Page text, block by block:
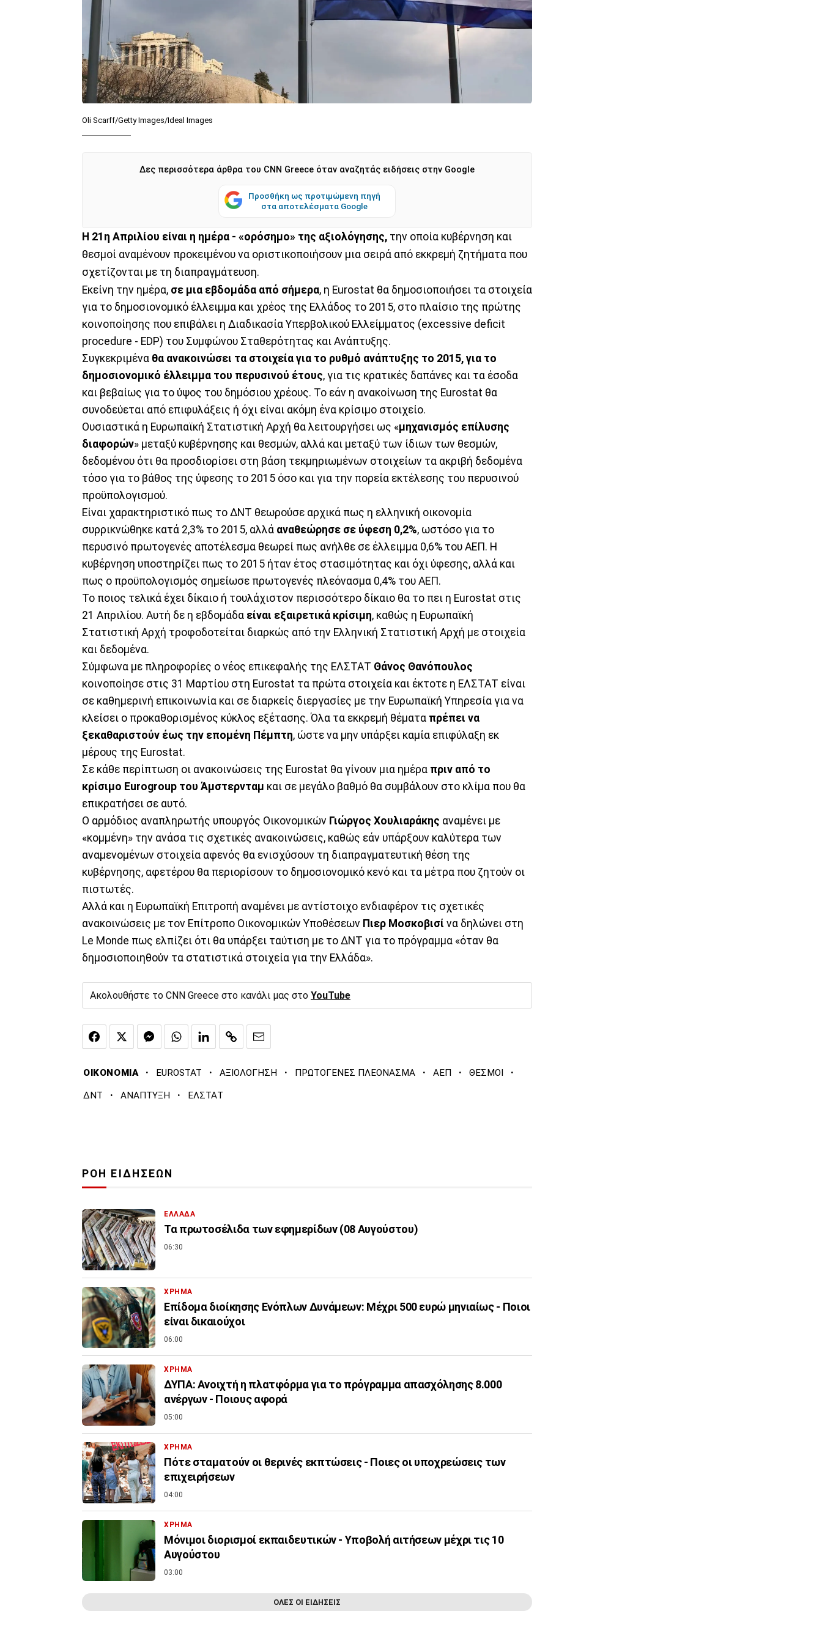
Oli Scarff/Getty Images/Ideal Images
Δες περισσότερα άρθρα του CNN Greece όταν αναζητάς ειδήσεις στην Google
Προσθήκη ως προτιμώμενη πηγή
στα αποτελέσματα Google
Η 21η Απριλίου είναι η ημέρα - «ορόσημο» της αξιολόγησης, την οποία κυβέρνηση και
θεσμοί αναμένουν προκειμένου να οριστικοποιήσουν μια σειρά από εκκρεμή ζητήματα που
σχετίζονται με τη διαπραγμάτευση.
Εκείνη την ημέρα, σε μια εβδομάδα από σήμερα, η Eurostat θα δημοσιοποιήσει τα στοιχεία
για το δημοσιονομικό έλλειμμα και χρέος της Ελλάδος το 2015, στο πλαίσιο της πρώτης
κοινοποίησης που επιβάλει η Διαδικασία Υπερβολικού Ελλείμματος (excessive deficit
procedure - EDP) του Συμφώνου Σταθερότητας και Ανάπτυξης.
Συγκεκριμένα θα ανακοινώσει τα στοιχεία για το ρυθμό ανάπτυξης το 2015, για το
δημοσιονομικό έλλειμμα του περυσινού έτους, για τις κρατικές δαπάνες και τα έσοδα
και βεβαίως για το ύψος του δημόσιου χρέους. Το εάν η ανακοίνωση της Eurostat θα
συνοδεύεται από επιφυλάξεις ή όχι είναι ακόμη ένα κρίσιμο στοιχείο.
Ουσιαστικά η Ευρωπαϊκή Στατιστική Αρχή θα λειτουργήσει ως «μηχανισμός επίλυσης
διαφορών» μεταξύ κυβέρνησης και θεσμών, αλλά και μεταξύ των ίδιων των θεσμών,
δεδομένου ότι θα προσδιορίσει στη βάση τεκμηριωμένων στοιχείων τα ακριβή δεδομένα
τόσο για το βάθος της ύφεσης το 2015 όσο και για την πορεία εκτέλεσης του περυσινού
προϋπολογισμού.
Είναι χαρακτηριστικό πως το ΔΝΤ θεωρούσε αρχικά πως η ελληνική οικονομία
συρρικνώθηκε κατά 2,3% το 2015, αλλά αναθεώρησε σε ύφεση 0,2%, ωστόσο για το
περυσινό πρωτογενές αποτέλεσμα θεωρεί πως ανήλθε σε έλλειμμα 0,6% του ΑΕΠ. Η
κυβέρνηση υποστηρίζει πως το 2015 ήταν έτος στασιμότητας και όχι ύφεσης, αλλά και
πως ο προϋπολογισμός σημείωσε πρωτογενές πλεόνασμα 0,4% του ΑΕΠ.
Το ποιος τελικά έχει δίκαιο ή τουλάχιστον περισσότερο δίκαιο θα το πει η Eurostat στις
21 Απριλίου. Αυτή δε η εβδομάδα είναι εξαιρετικά κρίσιμη, καθώς η Ευρωπαϊκή
Στατιστική Αρχή τροφοδοτείται διαρκώς από την Ελληνική Στατιστική Αρχή με στοιχεία
και δεδομένα.
Σύμφωνα με πληροφορίες ο νέος επικεφαλής της ΕΛΣΤΑΤ Θάνος Θανόπουλος
κοινοποίησε στις 31 Μαρτίου στη Eurostat τα πρώτα στοιχεία και έκτοτε η ΕΛΣΤΑΤ είναι
σε καθημερινή επικοινωνία και σε διαρκείς διεργασίες με την Ευρωπαϊκή Υπηρεσία για να
κλείσει ο προκαθορισμένος κύκλος εξέτασης. Όλα τα εκκρεμή θέματα πρέπει να
ξεκαθαριστούν έως την επομένη Πέμπτη, ώστε να μην υπάρξει καμία επιφύλαξη εκ
μέρους της Eurostat.
Σε κάθε περίπτωση οι ανακοινώσεις της Eurostat θα γίνουν μια ημέρα πριν από το
κρίσιμο Eurogroup του Άμστερνταμ και σε μεγάλο βαθμό θα συμβάλουν στο κλίμα που θα
επικρατήσει σε αυτό.
Ο αρμόδιος αναπληρωτής υπουργός Οικονομικών Γιώργος Χουλιαράκης αναμένει με
«κομμένη» την ανάσα τις σχετικές ανακοινώσεις, καθώς εάν υπάρξουν καλύτερα των
αναμενομένων στοιχεία αφενός θα ενισχύσουν τη διαπραγματευτική θέση της
κυβέρνησης, αφετέρου θα περιορίσουν το δημοσιονομικό κενό και τα μέτρα που ζητούν οι
πιστωτές.
Αλλά και η Ευρωπαϊκή Επιτροπή αναμένει με αντίστοιχο ενδιαφέρον τις σχετικές
ανακοινώσεις με τον Επίτροπο Οικονομικών Υποθέσεων Πιερ Μοσκοβισί να δηλώνει στη
Le Monde πως ελπίζει ότι θα υπάρξει ταύτιση με το ΔΝΤ για το πρόγραμμα «όταν θα
δημοσιοποιηθούν τα στατιστικά στοιχεία για την Ελλάδα».
Ακολουθήστε το CNN Greece στο κανάλι μας στο YouTube
ΟΙΚΟΝΟΜΙΑ · EUROSTAT · ΑΞΙΟΛΟΓΗΣΗ · ΠΡΩΤΟΓΕΝΕΣ ΠΛΕΟΝΑΣΜΑ · ΑΕΠ · ΘΕΣΜΟΙ ·
ΔΝΤ · ΑΝΑΠΤΥΞΗ · ΕΛΣΤΑΤ
ΡΟΗ ΕΙΔΗΣΕΩΝ
ΕΛΛΑΔΑ
Τα πρωτοσέλιδα των εφημερίδων (08 Αυγούστου)
06:30
ΧΡΗΜΑ
Επίδομα διοίκησης Ενόπλων Δυνάμεων: Μέχρι 500 ευρώ μηνιαίως - Ποιοι
είναι δικαιούχοι
06:00
ΧΡΗΜΑ
ΔΥΠΑ: Ανοιχτή η πλατφόρμα για το πρόγραμμα απασχόλησης 8.000
ανέργων - Ποιους αφορά
05:00
ΧΡΗΜΑ
Πότε σταματούν οι θερινές εκπτώσεις - Ποιες οι υποχρεώσεις των
επιχειρήσεων
04:00
ΧΡΗΜΑ
Μόνιμοι διορισμοί εκπαιδευτικών - Υποβολή αιτήσεων μέχρι τις 10
Αυγούστου
03:00
ΟΛΕΣ ΟΙ ΕΙΔΗΣΕΙΣ